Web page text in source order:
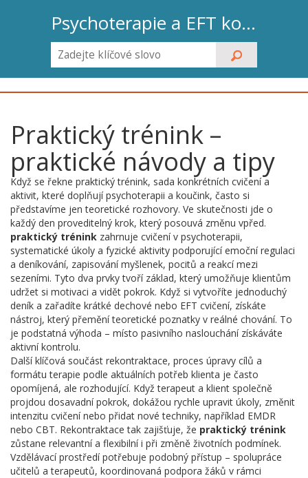
Psychoterapie a EFT koučink
Praktický trénink –
praktické návody a tipy
Když se řekne praktický trénink, sada konkrétních cvičení a
aktivit, které doplňují psychoterapii a koučink, často si
představíme jen teoretické rozhovory. Ve skutečnosti jde o
každý den proveditelný krok, který posouvá změnu vpřed.
praktický trénink zahrnuje cvičení v psychoterapii,
systematické úkoly a fyzické aktivity podporující emoční regulaci
a deníkování, zapisování myšlenek, pocitů a reakcí mezi
sezeními. Tyto dva prvky tvoří základ, který umožňuje klientům
udržet si motivaci a vidět pokrok. Když si vytvoříte jednoduchý
deník a zařadíte krátké dechové nebo EFT cvičení, získáte
nástroj, který přemění teoretické poznatky v reálné chování. To
je podstatná výhoda – místo pasivního naslouchání získáváte
aktivní kontrolu.
Další klíčová součást rekontraktace, proces úpravy cílů a
formátu terapie podle aktuálních potřeb klienta je často
opomíjená, ale rozhodující. Když terapeut a klient společně
projdou dosavadní pokrok, dokážou rychle upravit úkoly, změnit
intenzitu cvičení nebo přidat nové techniky, například EMDR
nebo CBT. Rekontraktace tak zajišťuje, že praktický trénink
zůstane relevantní a flexibilní i při změně životních podmínek.
Vzdělávací prostředí potřebuje podobný přístup – spolupráce
učitelů a terapeutů, koordinovaná podpora žáků v rámci